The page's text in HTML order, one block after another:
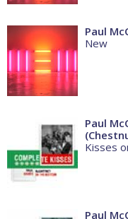
Paul
New
Paul
Kisses
Paul